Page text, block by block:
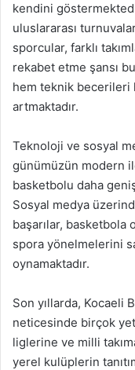
kendini
uluslararası
sporcular, farklı
rekabet etme şansı
hem teknik becerileri
artmaktadır.
Teknoloji ve sosyal
günümüzün modern
basketbolu daha
Sosyal medya
başarılar, basketbola
spora yönelmelerini
oynamaktadır.
Son yıllarda, Kocaeli
neticesinde birçok
liglerine ve milli
yerel kulüplerin